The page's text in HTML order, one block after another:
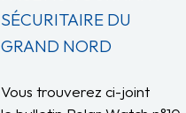
SÉCURITAIRE DU
GRAND NORD
Vous trouverez ci-joint